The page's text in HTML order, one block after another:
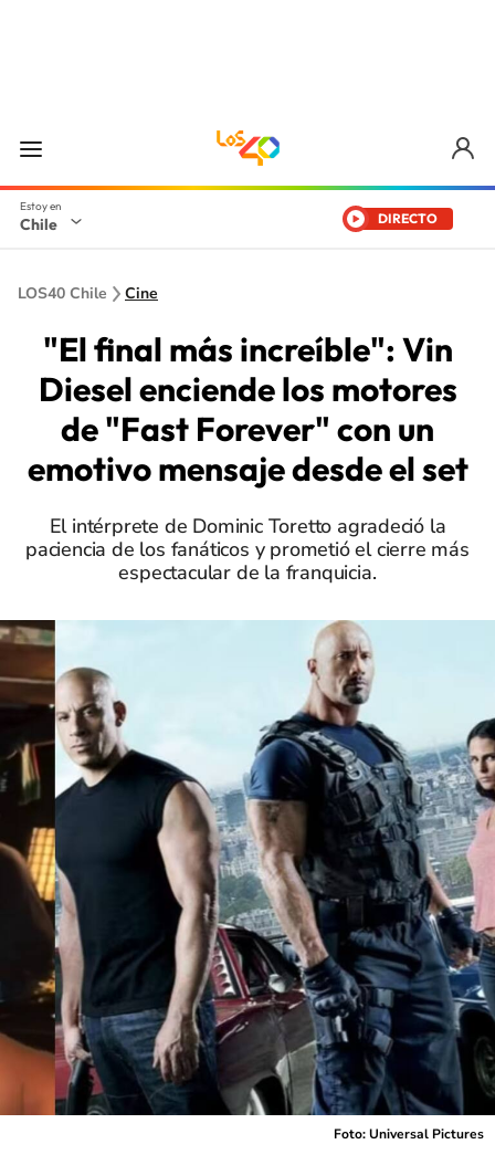
Chile DIRECTO
LOS40 Chile Cine
"El final más increíble": Vin
Diesel enciende los motores
de "Fast Forever" con un
emotivo mensaje desde el set
El intérprete de Dominic Toretto agradeció la
paciencia de los fanáticos y prometió el cierre más
espectacular de la franquicia.
Foto: Universal Pictures